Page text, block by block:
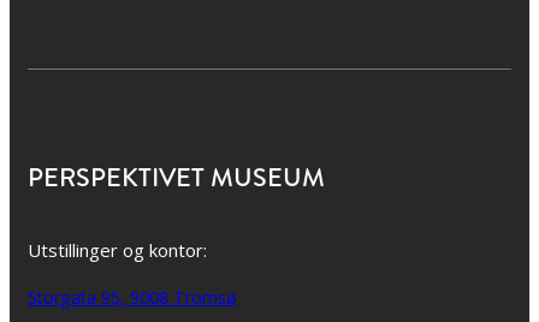
PERSPEKTIVET MUSEUM
Utstillinger og kontor:
Storgata 95, 9008 Tromsø